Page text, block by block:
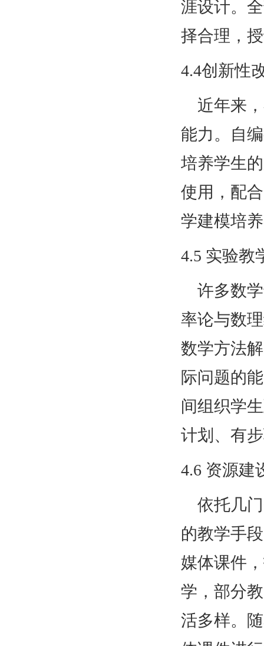
涯设计。
择合理，
4.4创新性
近年来
能力。自
培养学生
使用，配
学建模培
4.5 实验教
许多数
率论与数
数学方法
际问题的
间组织学
计划、有
4.6 资源建
依托几
的教学手
媒体课件
学，部分
活多样。